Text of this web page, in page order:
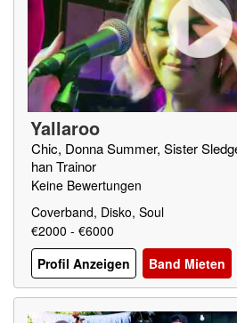
Yallaroo
Chic, Donna Summer, Sister
han Trainor
Keine Bewertungen
Coverband, Disko, Soul
€2000 - €6000
Profil Anzeigen
Band Mieten